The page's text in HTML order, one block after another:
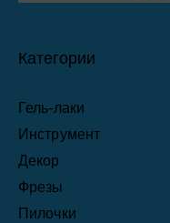
Категории
Гель-лаки
Инструмент
Декор
Фрезы
Пилочки